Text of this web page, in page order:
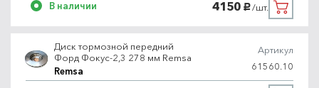
В наличии 4150 руб./шт.
Диск тормозной передний
Форд Фокус-2,3 278 мм Remsa
Remsa
Артикул
61560.10